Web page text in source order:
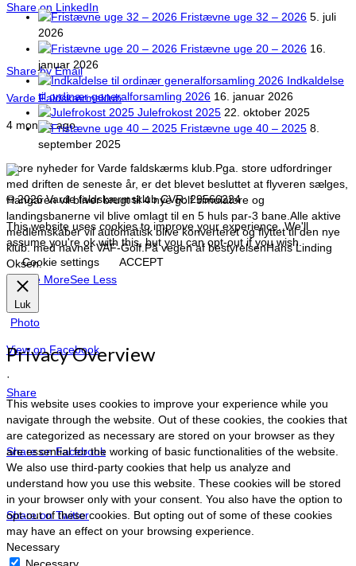
Share on LinkedIn
Share by Email
Varde Faldskærmsklub
4 months ago
Store nyheder for Varde faldskærms klub. Pga. store udfordringer
med driften de seneste år, er det blevet besluttet at flyveren sælges,
Hangaren vil bliver brugt til 4 nye golf simulatore og
landingsbanerne vil blive omlagt til en 5 huls par-3 bane. Alle aktive
medlemskaber vil automatisk blive konverteret og flyttet til den nye
klub. med navnet VAF-Golf. På vegen af bestyrelsenHans Linding
Oksen.
… See MoreSee Less
Photo
View on Facebook
·
Share
Share on Facebook
Share on Twitter
Fristævne uge 32 – 2026 5. juli
2026
Fristævne uge 20 – 2026 16.
januar 2026
Indkaldelse
til ordinær generalforsamling 2026 16. januar 2026
Julefrokost 2025 22. oktober 2025
Fristævne uge 40 – 2025 8.
september 2025
© 2026 Varde faldskærmsklub CVR: 29566224
This website uses cookies to improve your experience. We'll
assume you're ok with this, but you can opt-out if you wish.
Cookie settings
ACCEPT
Luk
Privacy Overview
This website uses cookies to improve your experience while you
navigate through the website. Out of these cookies, the cookies that
are categorized as necessary are stored on your browser as they
are essential for the working of basic functionalities of the website.
We also use third-party cookies that help us analyze and
understand how you use this website. These cookies will be stored
in your browser only with your consent. You also have the option to
opt-out of these cookies. But opting out of some of these cookies
may have an effect on your browsing experience.
Necessary